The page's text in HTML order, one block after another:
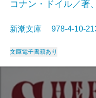
コナン・ドイル／著
新潮文庫 978-4-10-
文庫電子書籍あり